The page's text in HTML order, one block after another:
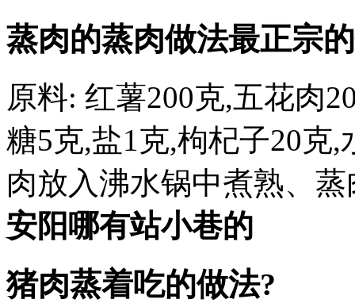
蒸肉的蒸肉做法最正宗
原料: 红薯200克,五花肉
糖5克,盐1克,枸杞子20克
肉放入沸水锅中煮熟、
安阳哪有站小巷的
猪肉蒸着吃的做法?